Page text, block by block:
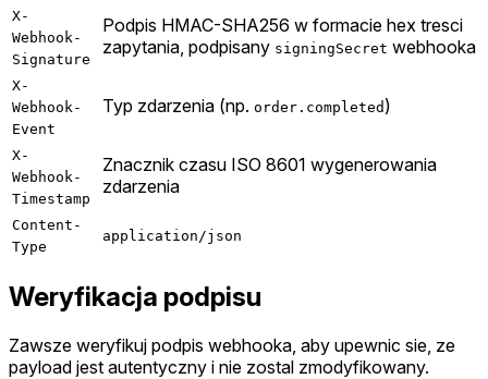
X-
Webhook-
Signature
Podpis HMAC-SHA256 w formacie hex tresci
zapytania, podpisany signingSecret webhooka
X-
Webhook-
Event
Typ zdarzenia (np. order.completed )
X-
Webhook-
Timestamp
Znacznik czasu ISO 8601 wygenerowania
zdarzenia
Content-
Type
application/json
Weryfikacja podpisu
Zawsze weryfikuj podpis webhooka, aby upewnic sie, ze
payload jest autentyczny i nie zostal zmodyfikowany.